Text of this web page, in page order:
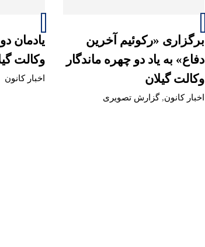
برگزاری «رکوئیم آخرین
دفاع» به یاد دو چهره ماندگار
وکالت گیلان
اخبار کانون,گزارش تصویری
یادمان
وکالت
اخبار کانون